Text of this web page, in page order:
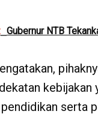
Gubernur NTB
kebijakan
serta